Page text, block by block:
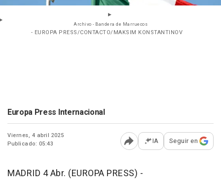
Archivo - Bandera de Marruecos
- EUROPA PRESS/CONTACTO/MAKSIM KONSTANTINOV
Europa Press Internacional
Viernes, 4 abril 2025
Publicado: 05:43
Abrir opciones para
IA Seguir en
MADRID 4 Abr. (EUROPA PRESS) -